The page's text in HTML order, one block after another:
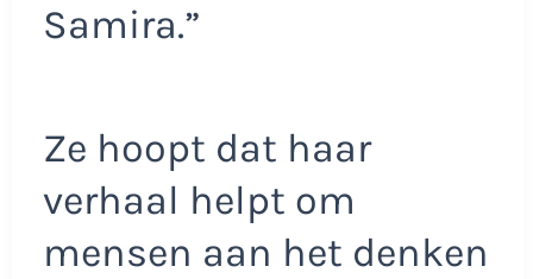
Samira.”
Ze hoopt dat haar
verhaal helpt om
mensen aan het denken